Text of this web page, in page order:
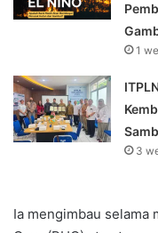
1
3
Ia mengimbau selama